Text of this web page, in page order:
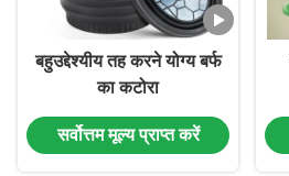
बहुउद्देश्यीय तह करने योग्य बर्फ
का कटोरा
सर्वोत्तम मूल्य प्राप्त करें